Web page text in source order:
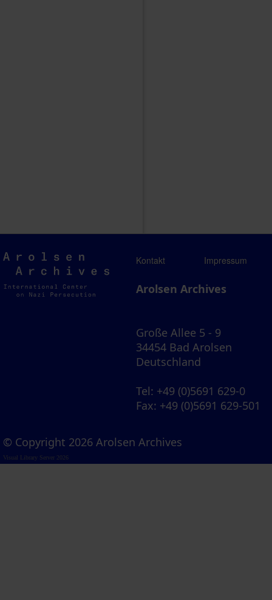
Arolsen
Archives
Kontakt Impressum
Arolsen Archives
Große Allee 5 - 9
34454 Bad Arolsen
Deutschland
Tel: +49 (0)5691 629-0
Fax: +49 (0)5691 629-501
© Copyright 2026 Arolsen Archives
Visual Library Server 2026